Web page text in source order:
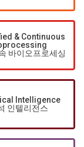
& Continuous
바이오프로세싱
Intelligence
인텔리전스